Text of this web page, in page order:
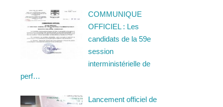
COMMUNIQUE
OFFICIEL : Les
candidats de la 59e
session
interministérielle de
perf…
Lancement officiel de